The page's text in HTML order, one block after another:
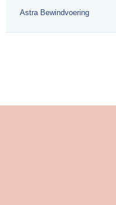
Astra Bewindvoering